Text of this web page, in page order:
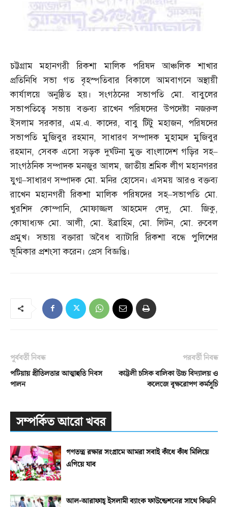
চট্টগ্রাম মহানগরী রিকশা মালিক পরিষদ আঞ্চলিক শাখার
প্রতিনিধি সভা গত বৃহস্পতিবার বিকালে আমবাগনে অস্থায়ী
কার্যালয়ে অনুষ্ঠিত হয়। সংগঠনের সভাপতি মো.বাবুলের
সভাপতিত্বে সভায় বক্তব্য রাখেন পরিষদের উপদেষ্টা নজরুল
ইসলাম সরকার, এম.এ.কাদের,বাবু টিটু মহাজন, পরিষদের
সভাপতি মুজিবুর রহমান,সাধারণ সম্পাদক মুহাম্মদ মুজিবুর
রহমান, সেবক এসো সড়ক দুর্ঘটনা মুক্ত বাংলাদেশ গড়ির সহ–
সাংগঠনিক সম্পাদক মনজুর আলম,জাতীয় শ্রমিক লীগ মহানগরর
যুগ্ম–সাধারণ সম্পাদক মো.মনির হোসেন। এসময় আরও বক্তব্য
রাখেন মহানগরী রিকশা মালিক পরিষদের সহ–সভাপতি মো.
খুরশিদ কোম্পানি, মোফাজ্জল আহমেদ লেদু, মো.জিকু,
কোষাধ্যক্ষ মো.আলী, মো.ইব্রাহিম,মো.লিটন,মো.রুবেল
প্রমুখ। সভায় বক্তারা অবৈধ ব্যাটারি রিকশা বন্ধে পুলিশের
ভূমিকার প্রশংসা করেন। প্রেস বিজ্ঞপ্তি।
পূর্ববর্তী নিবন্ধ
পটিয়ায় প্রীতিলতার আত্মাহুতি দিবস
পালন
পরবর্তী নিবন্ধ
কাট্টলী চসিক বালিকা উচ্চ বিদ্যালয় ও
কলেজে বৃক্ষরোপণ কর্মসূচি
সম্পর্কিত আরো খবর
গণতন্ত্র রক্ষার সংগ্রামে আমরা সবাই কাঁধে কাঁধ মিলিয়ে
এগিয়ে যাব
আল-আরাফাহ্‌ ইসলামী ব্যাংক ফাউন্ডেশনের সাথে কিডনি